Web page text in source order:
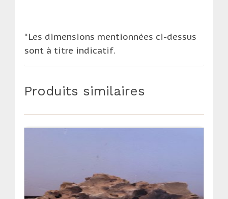
*Les dimensions mentionnées ci-dessus
sont à titre indicatif.
Produits similaires